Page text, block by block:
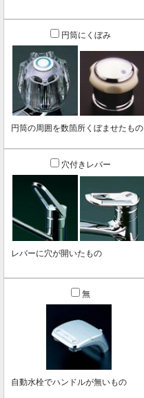
円筒にくぼみ
円筒の周囲を数箇所くぼませたもの
穴付きレバー
レバーに穴が開いたもの
無
自動水栓でハンドルが無いもの